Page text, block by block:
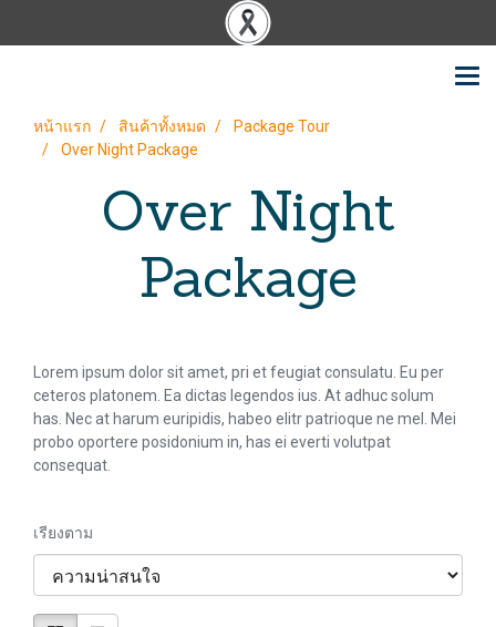
หน้าแรก สินค้าทั้งหมด
Package Tour
Over Night Package
Over Night
Package
Lorem ipsum dolor sit amet, pri et feugiat consulatu. Eu per
ceteros platonem. Ea dictas legendos ius. At adhuc solum
has. Nec at harum euripidis, habeo elitr patrioque ne mel. Mei
probo oportere posidonium in, has ei everti volutpat
consequat.
เรียงตาม